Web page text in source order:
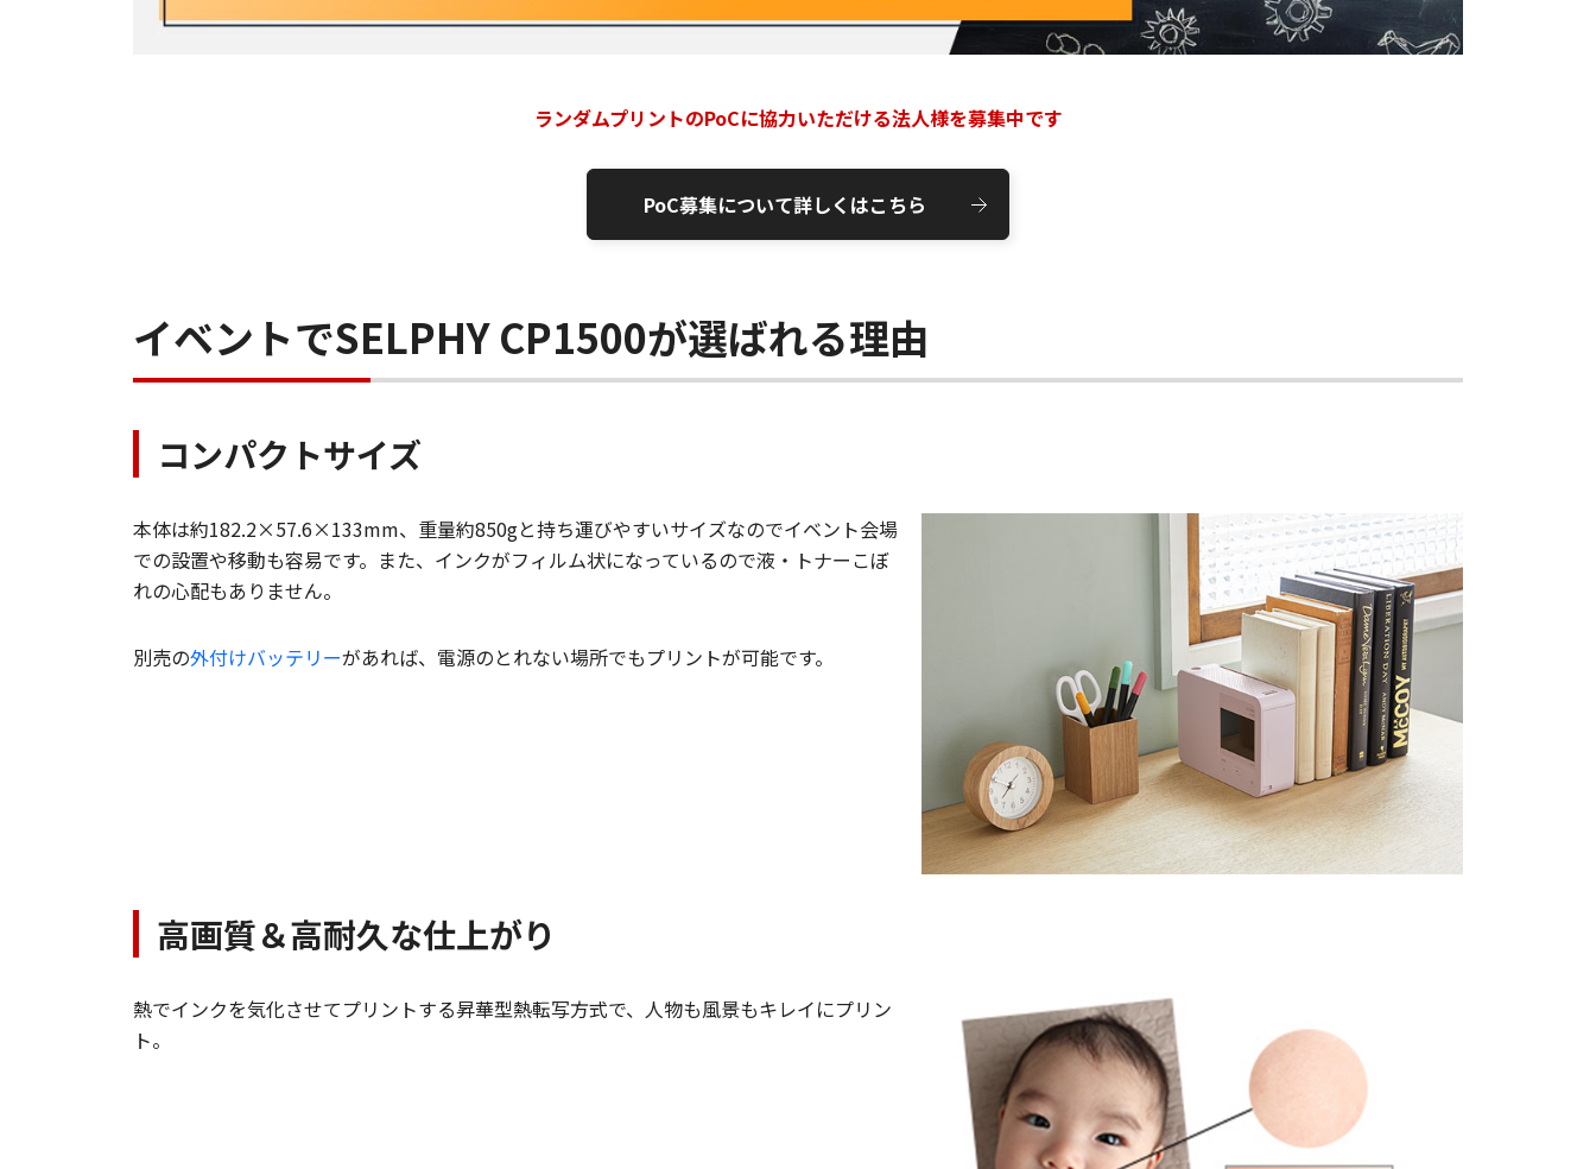
ランダムプリントのPoCに協力いただける法人様を募集中です
PoC募集について詳しくはこちら
イベントでSELPHY CP1500が選ばれる理由
コンパクトサイズ
本体は約182.2×57.6×133mm、重量約850gと持ち運びやすいサイズなのでイベント会場
での設置や移動も容易です。また、インクがフィルム状になっているので液・トナーこぼ
れの心配もありません。
別売の外付けバッテリーがあれば、電源のとれない場所でもプリントが可能です。
高画質＆高耐久な仕上がり
熱でインクを気化させてプリントする昇華型熱転写方式で、人物も風景もキレイにプリン
ト。